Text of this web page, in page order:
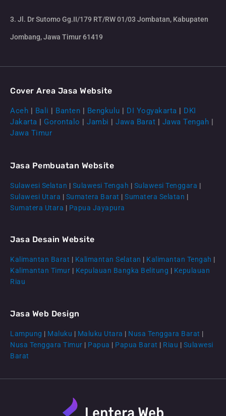
CS Lenteraweb
3. Jl. Dr Sutomo Gg.II/179 RT/RW 01/03 Jombatan, Kabupaten
Jombang, Jawa Timur 61419
Cover Area Jasa Website
Aceh | Bali | Banten | Bengkulu | DI Yogyakarta | DKI
Jakarta | Gorontalo | Jambi | Jawa Barat | Jawa Tengah |
Jawa Timur
Jasa Pembuatan Website
Sulawesi Selatan | Sulawesi Tengah | Sulawesi Tenggara |
Sulawesi Utara | Sumatera Barat | Sumatera Selatan |
Sumatera Utara | Papua Jayapura
Jasa Desain Website
Kalimantan Barat | Kalimantan Selatan | Kalimantan Tengah |
Kalimantan Timur | Kepulauan Bangka Belitung | Kepulauan
Riau
Jasa Web Design
Lampung | Maluku | Maluku Utara | Nusa Tenggara Barat |
Nusa Tenggara Timur | Papua | Papua Barat | Riau | Sulawesi
Barat